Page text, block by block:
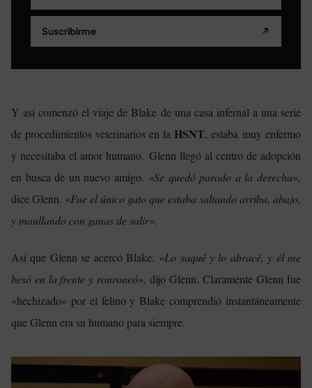
Suscribirme ↗
Y así comenzó el viaje de Blake de una casa infernal a una serie
de procedimientos veterinarios en la HSNT, estaba muy enfermo
y necesitaba el amor humano. Glenn llegó al centro de adopción
en busca de un nuevo amigo. «Se quedó parado a la derecha»,
dice Glenn. «Fue el único gato que estaba saltando arriba, abajo,
y maullando con ganas de salir».
Así que Glenn se acercó Blake. «Lo saqué y lo abracé, y él me
besó en la frente y ronroneó», dijo Glenn. Claramente Glenn fue
«hechizado» por el felino y Blake comprendió instantáneamente
que Glenn era su humano para siempre.